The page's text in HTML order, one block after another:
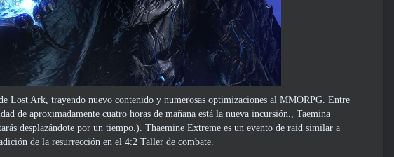
Lost Ark, trayendo nuevo contenido y numerosas optimizaciones al MMORPG. Entre
de aproximadamente cuatro horas de mañana está la nueva incursión., Taemina
desplazándote por un tiempo.). Thaemine Extreme es un evento de raid similar a
de la resurrección en el 4:2 Taller de combate.